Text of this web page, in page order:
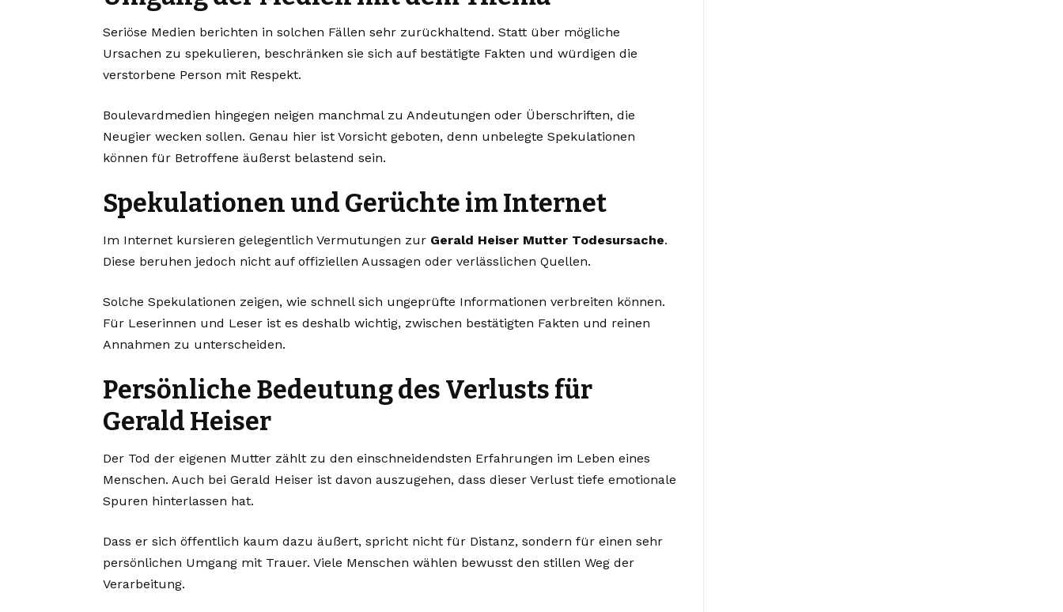
Seriöse Medien berichten in solchen Fällen sehr zurückhaltend. Statt über mögliche
Ursachen zu spekulieren, beschränken sie sich auf bestätigte Fakten und würdigen die
verstorbene Person mit Respekt.
Boulevardmedien hingegen neigen manchmal zu Andeutungen oder Überschriften, die
Neugier wecken sollen. Genau hier ist Vorsicht geboten, denn unbelegte Spekulationen
können für Betroffene äußerst belastend sein.
Spekulationen und Gerüchte im Internet
Im Internet kursieren gelegentlich Vermutungen zur Gerald Heiser Mutter Todesursache.
Diese beruhen jedoch nicht auf offiziellen Aussagen oder verlässlichen Quellen.
Solche Spekulationen zeigen, wie schnell sich ungeprüfte Informationen verbreiten können.
Für Leserinnen und Leser ist es deshalb wichtig, zwischen bestätigten Fakten und reinen
Annahmen zu unterscheiden.
Persönliche Bedeutung des Verlusts für
Gerald Heiser
Der Tod der eigenen Mutter zählt zu den einschneidendsten Erfahrungen im Leben eines
Menschen. Auch bei Gerald Heiser ist davon auszugehen, dass dieser Verlust tiefe emotionale
Spuren hinterlassen hat.
Dass er sich öffentlich kaum dazu äußert, spricht nicht für Distanz, sondern für einen sehr
persönlichen Umgang mit Trauer. Viele Menschen wählen bewusst den stillen Weg der
Verarbeitung.